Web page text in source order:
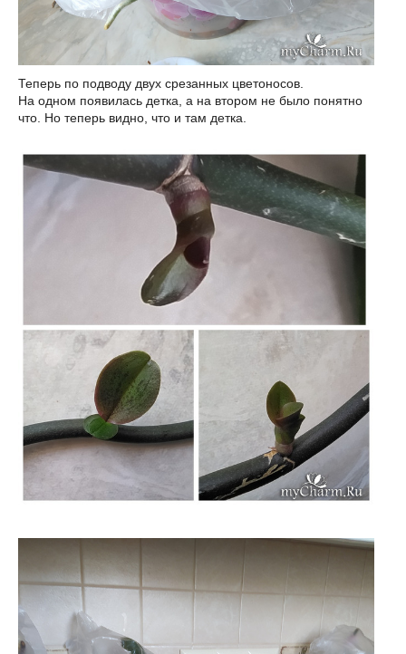
Теперь по подводу двух срезанных цветоносов.
На одном появилась детка, а на втором не было понятно
что. Но теперь видно, что и там детка.